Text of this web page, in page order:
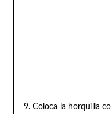
9. Coloca la horquilla